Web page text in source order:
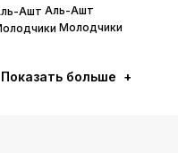
Аль-Ашт
Молодчики
Показать больше